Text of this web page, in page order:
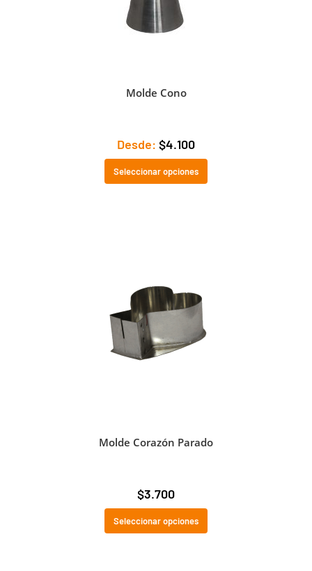
Molde Cono
Desde: $4.100
Seleccionar opciones
Molde Corazón Parado
$3.700
Seleccionar opciones